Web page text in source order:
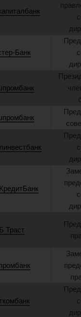
Банк
Траст